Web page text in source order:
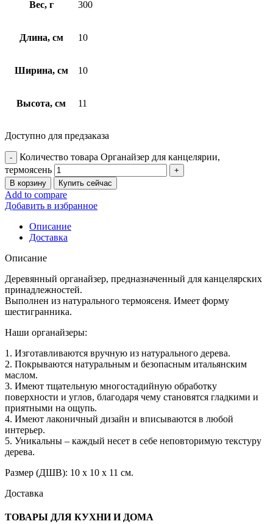
Вес, г 300
Длина, см 10
Ширина, см 10
Высота, см 11
Доступно для предзаказа
Количество товара Органайзер для канцелярии,
термоясень
В корзину Купить сейчас
Add to compare
Добавить в избранное
Описание
Доставка
Описание
Деревянный органайзер, предназначенный для канцелярских
принадлежностей.
Выполнен из натурального термоясеня. Имеет форму
шестигранника.
Наши органайзеры:
1. Изготавливаются вручную из натурального дерева.
2. Покрываются натуральным и безопасным итальянским
маслом.
3. Имеют тщательную многостадийную обработку
поверхности и углов, благодаря чему становятся гладкими и
приятными на ощупь.
4. Имеют лаконичный дизайн и вписываются в любой
интерьер.
5. Уникальны – каждый несет в себе неповторимую текстуру
дерева.
Размер (ДШВ): 10 х 10 х 11 см.
Доставка
ТОВАРЫ ДЛЯ КУХНИ И ДОМА